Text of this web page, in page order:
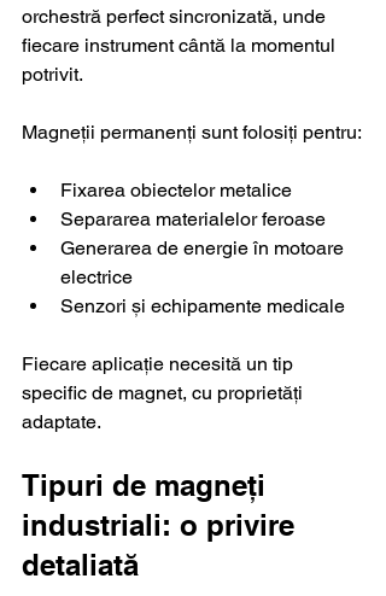
orchestră perfect sincronizată, unde
fiecare instrument cântă la momentul
potrivit.
Magneții permanenți sunt folosiți pentru:
Fixarea obiectelor metalice
Separarea materialelor feroase
Generarea de energie în motoare
electrice
Senzori și echipamente medicale
Fiecare aplicație necesită un tip
specific de magnet, cu proprietăți
adaptate.
Tipuri de magneți
industriali: o privire
detaliată